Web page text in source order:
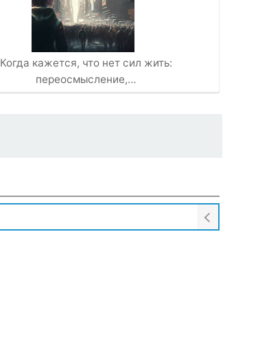
Когда кажется, что нет сил жить:
переосмысление,…